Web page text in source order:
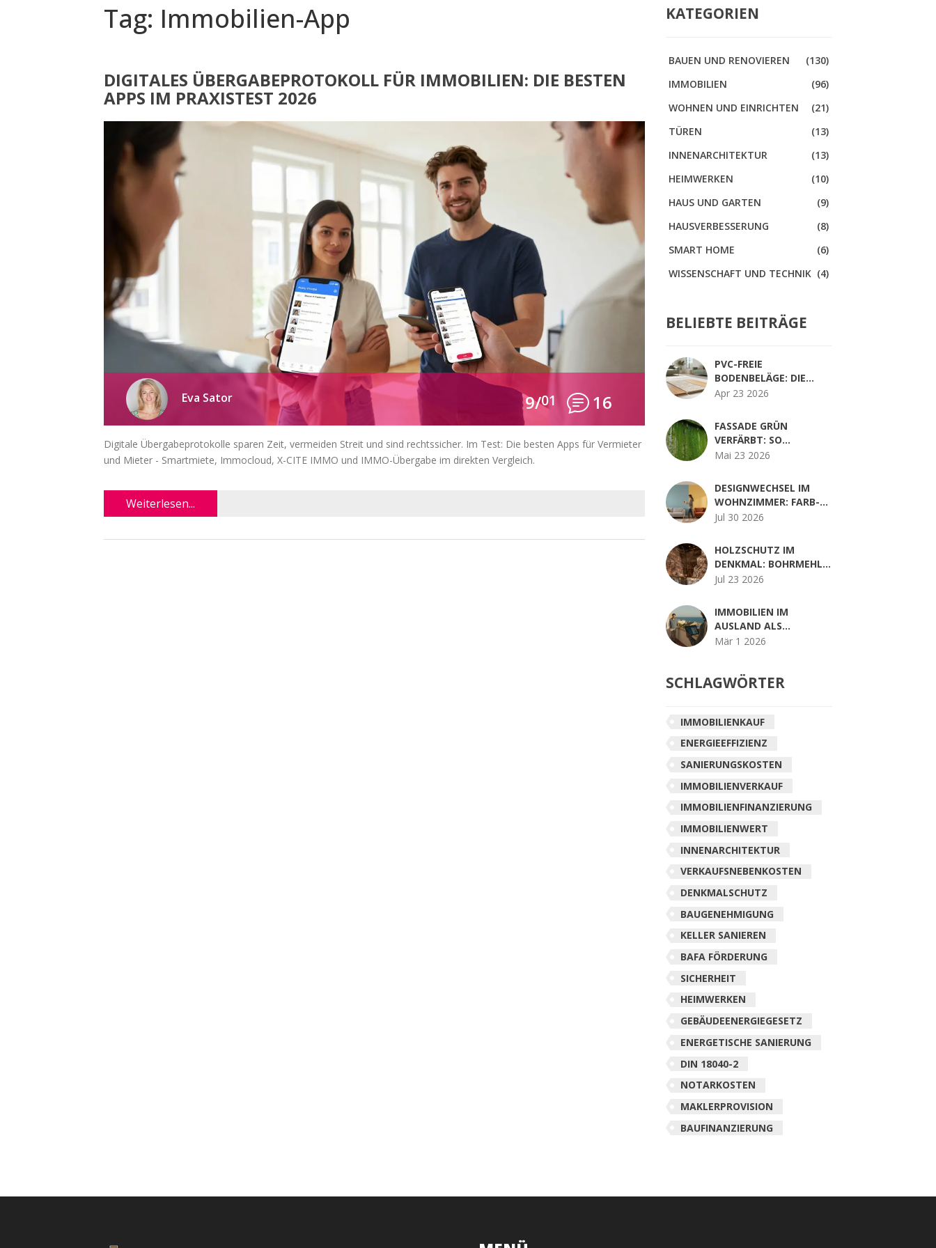
Tag: Immobilien-App
DIGITALES ÜBERGABEPROTOKOLL FÜR IMMOBILIEN: DIE BESTEN
APPS IM PRAXISTEST 2026
Eva Sator 9/01 16
Digitale Übergabeprotokolle sparen Zeit, vermeiden Streit und sind rechtssicher. Im Test: Die besten Apps für Vermieter
und Mieter - Smartmiete, Immocloud, X-CITE IMMO und IMMO-Übergabe im direkten Vergleich.
Weiterlesen...
KATEGORIEN
BAUEN UND RENOVIEREN
(130)
IMMOBILIEN
(96)
WOHNEN UND EINRICHTEN
(21)
TÜREN
(13)
INNENARCHITEKTUR
(13)
HEIMWERKEN
(10)
HAUS UND GARTEN
(9)
HAUSVERBESSERUNG
(8)
SMART HOME
(6)
WISSENSCHAFT UND TECHNIK (4)
BELIEBTE BEITRÄGE
PVC-FREIE
BODENBELÄGE: DIE
BESTEN ÖKOLOGISCHEN
VERGLEICH
Apr 23 2026
FASSADE GRÜN
VERFÄRBT: SO
ENTFERNEN SIE
DAUERHAFT
Mai 23 2026
DESIGNWECHSEL IM
WOHNZIMMER: FARB-
UND LICHTKONZEPT IM
Jul 30 2026
HOLZSCHUTZ IM
DENKMAL: BOHRMEHL,
PILZE UND INSEKTEN
Jul 23 2026
IMMOBILIEN IM
AUSLAND ALS
INVESTMENT:
VERSTEHEN
Mär 1 2026
SCHLAGWÖRTER
IMMOBILIENKAUF
ENERGIEEFFIZIENZ
SANIERUNGSKOSTEN
IMMOBILIENVERKAUF
IMMOBILIENFINANZIERUNG
IMMOBILIENWERT
INNENARCHITEKTUR
VERKAUFSNEBENKOSTEN
DENKMALSCHUTZ
BAUGENEHMIGUNG
KELLER SANIEREN
BAFA FÖRDERUNG
SICHERHEIT
HEIMWERKEN
GEBÄUDEENERGIEGESETZ
ENERGETISCHE SANIERUNG
DIN 18040-2
NOTARKOSTEN
MAKLERPROVISION
BAUFINANZIERUNG